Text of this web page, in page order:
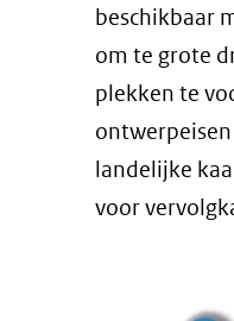
beschikbaar
om te grote
plekken te
landelijke
voor